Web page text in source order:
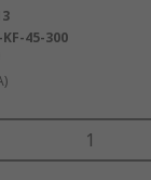
KF-45-300